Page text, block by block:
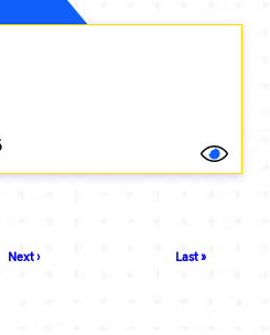
Next
Next ›
Last
Last »